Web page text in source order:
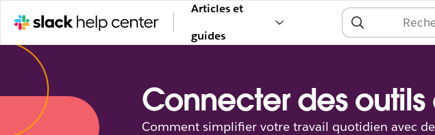
Articles et
guides
Connecter des
Comment simplifier votre travail quotidien avec